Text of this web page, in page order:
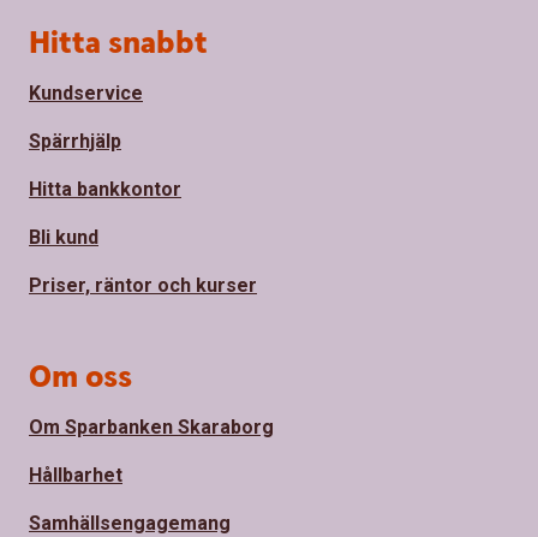
Sidfot
Hitta snabbt
Kundservice
Spärrhjälp
Hitta bankkontor
Bli kund
Priser, räntor och kurser
Om oss
Om Sparbanken Skaraborg
Hållbarhet
Samhällsengagemang